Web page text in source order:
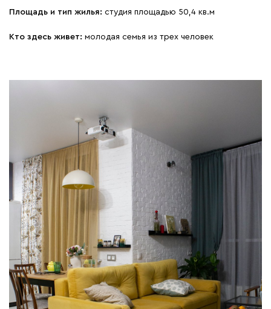
Площадь и тип жилья: студия площадью 50,4 кв.м
Кто здесь живет: молодая семья из трех человек